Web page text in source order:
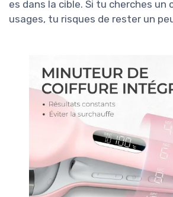
es dans la cible. Si tu cherches un
usages, tu risques de rester un